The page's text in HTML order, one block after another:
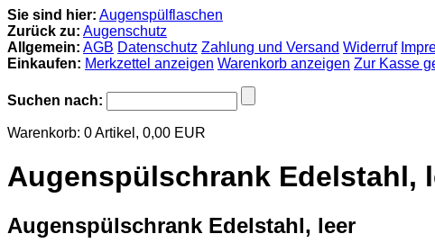
Sie sind hier: Augenspülflaschen
Zurück zu: Augenschutz
Allgemein: AGB Datenschutz Zahlung und Versand Widerruf
Einkaufen: Merkzettel anzeigen Warenkorb anzeigen Zur Kasse
Suchen nach:
Warenkorb: 0Artikel, 0,00 EUR
Augenspülschrank Edelstahl,
Augenspülschrank Edelstahl, leer